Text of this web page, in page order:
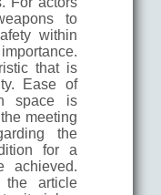
to
within
that is
Ease of
space is
meeting
the
for a
achieved.
the article